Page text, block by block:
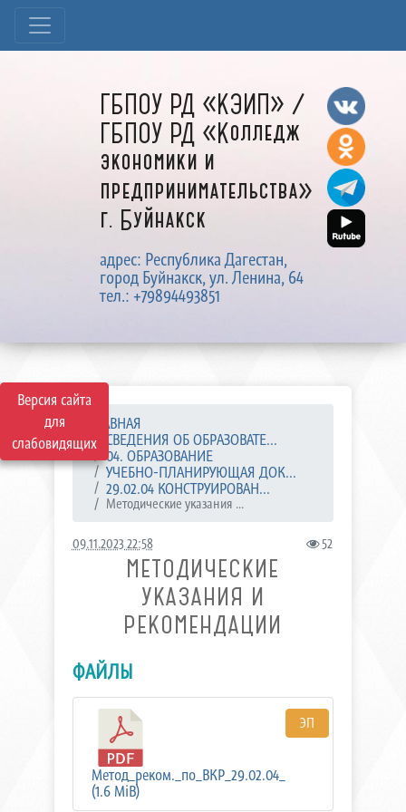
Версия сайта
для
слабовидящих
ГБПОУ РД «КЭИП» /
ГБПОУ РД «Колледж
экономики и
предпринимательства»
г. Буйнакск
адрес: Республика Дагестан,
город Буйнакск, ул. Ленина, 64
тел.: +79894493851
ГЛАВНАЯ
СВЕДЕНИЯ ОБ ОБРАЗОВАТЕ...
04. ОБРАЗОВАНИЕ
УЧЕБНО-ПЛАНИРУЮЩАЯ ДОК...
29.02.04 КОНСТРУИРОВАН...
Методические указания ...
09.11.2023 22:58 52
МЕТОДИЧЕСКИЕ
УКАЗАНИЯ И
РЕКОМЕНДАЦИИ
ФАЙЛЫ
Метод_реком._по_ВКР_29.02.04_
(1.6 MiB)
ЭП